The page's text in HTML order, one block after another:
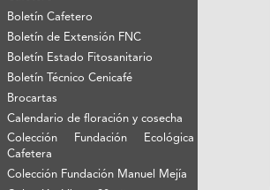
Boletín Cafetero
Boletín de Extensión FNC
Boletín Estado Fitosanitario
Boletín Técnico Cenicafé
Brocartas
Calendario de floración y cosecha
Colección Fundación Ecológica
Cafetera
Colección Fundación Manuel Mejía